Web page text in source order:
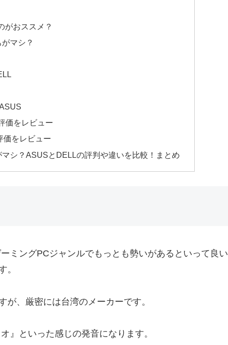
がおススメ？
マシ？
価をレビュー
価をレビュー
シ？ASUSとDELLの評判や違いを比較！まとめ
ミングPCジャンルでもっとも勢いがあるといって良い
。
、厳密には台湾のメーカーです。
』といった感じの発音になります。